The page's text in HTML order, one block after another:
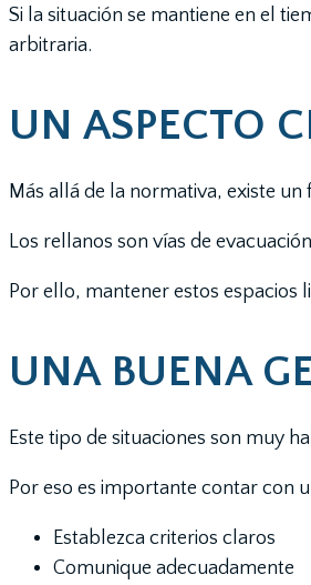
Si la situación se mantiene en el
arbitraria.
UN ASPECTO
Más allá de la normativa, existe
Los rellanos son vías de
Por ello, mantener estos
UNA BUENA
Este tipo de situaciones son muy
Por eso es importante contar con
Establezca criterios claros
Comunique adecuadamente